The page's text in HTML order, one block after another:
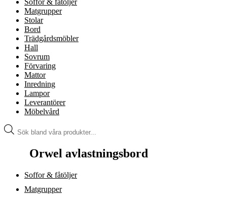
Soffor & fåtöljer
Matgrupper
Stolar
Bord
Trädgårdsmöbler
Hall
Sovrum
Förvaring
Mattor
Inredning
Lampor
Leverantörer
Möbelvård
Produktsökning
Orwel avlastningsbord
Soffor & fåtöljer
Matgrupper